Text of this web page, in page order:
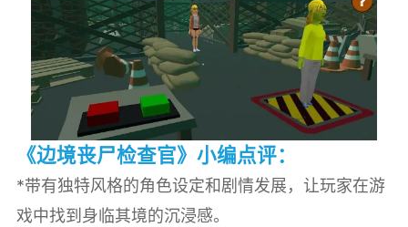
《边境丧尸检查官》小编点评：
*带有独特风格的角色设定和剧情发展，让玩家在游
戏中找到身临其境的沉浸感。